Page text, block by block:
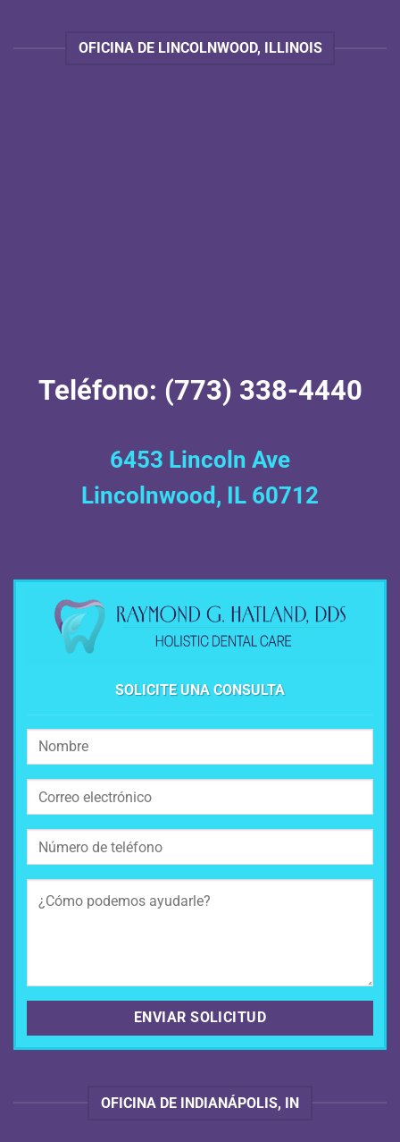
OFICINA DE LINCOLNWOOD, ILLINOIS
Teléfono: (773) 338-4440
6453 Lincoln Ave
Lincolnwood, IL 60712
SOLICITE UNA CONSULTA
OFICINA DE INDIANÁPOLIS, IN